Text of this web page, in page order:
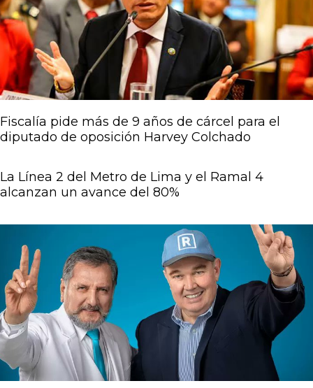
Fiscalía pide más de 9 años de cárcel para el
diputado de oposición Harvey Colchado
La Línea 2 del Metro de Lima y el Ramal 4
alcanzan un avance del 80%